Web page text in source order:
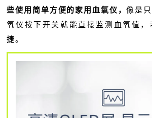
些使用简单方便的家用血氧仪，像是
氧仪按下开关就能直接监测血氧值，
捷。